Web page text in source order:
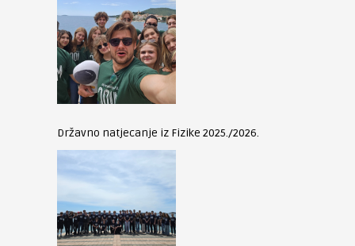
Državno natjecanje iz Fizike 2025./2026.